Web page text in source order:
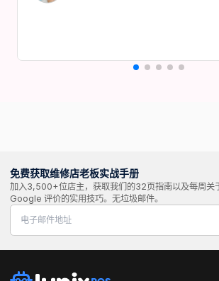
免费获取维修店老板实战手册
加入3,500+位店主，获取我们的32页指南以及每周关
Google 评价的实用技巧。无垃圾邮件。